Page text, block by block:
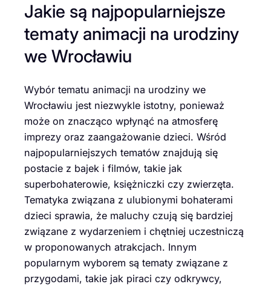
Jakie są najpopularniejsze
tematy animacji na urodziny
we Wrocławiu
Wybór tematu animacji na urodziny we
Wrocławiu jest niezwykle istotny, ponieważ
może on znacząco wpłynąć na atmosferę
imprezy oraz zaangażowanie dzieci. Wśród
najpopularniejszych tematów znajdują się
postacie z bajek i filmów, takie jak
superbohaterowie, księżniczki czy zwierzęta.
Tematyka związana z ulubionymi bohaterami
dzieci sprawia, że maluchy czują się bardziej
związane z wydarzeniem i chętniej uczestniczą
w proponowanych atrakcjach. Innym
popularnym wyborem są tematy związane z
przygodami, takie jak piraci czy odkrywcy,